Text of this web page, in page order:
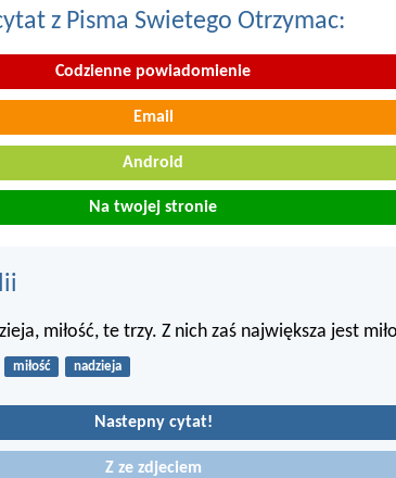
z Pisma Swietego Otrzymac:
Codzienne powiadomienie
Email
Android
Na twojej stronie
miłość, te trzy. Z nich zaś największa jest
miłość nadzieja
Nastepny cytat!
Z ze zdjeciem